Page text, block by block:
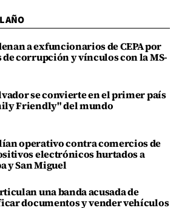
AÑO
a exfuncionarios de CEPA por
de corrupción y vínculos con la MS-
se convierte en el primer país
Friendly" del mundo
operativo contra comercios de
electrónicos hurtados a
y San Miguel
una banda acusada de
documentos y vender vehículos